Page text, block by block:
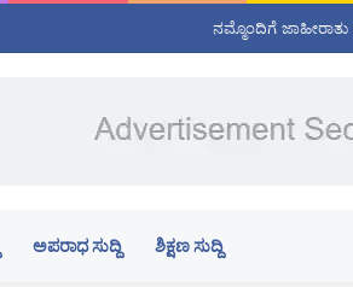
ನಮ್ಮೊಂದಿಗೆ
ಅಪರಾಧ ಸುದ್ದಿ ಶಿಕ್ಷಣ ಸುದ್ದಿ